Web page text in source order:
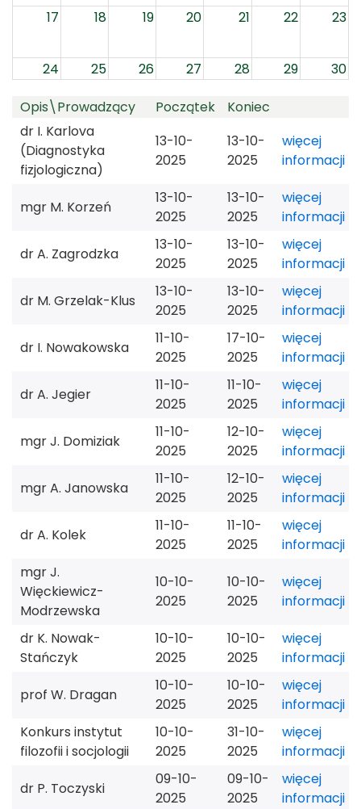
17 18 19 20 21 22 23
24 25 26 27 28 29 30
Opis\Prowadzący Początek
Koniec
dr I. Karlova
(Diagnostyka
fizjologiczna)
13-10-
2025
13-10-
2025
więcej
informacji
mgr M. Korzeń
13-10-
2025
13-10-
2025
więcej
informacji
dr A. Zagrodzka
13-10-
2025
13-10-
2025
więcej
informacji
dr M. Grzelak-Klus
13-10-
2025
13-10-
2025
więcej
informacji
dr I. Nowakowska
11-10-
2025
17-10-
2025
więcej
informacji
dr A. Jegier
11-10-
2025
11-10-
2025
więcej
informacji
mgr J. Domiziak
11-10-
2025
12-10-
2025
więcej
informacji
mgr A. Janowska
11-10-
2025
12-10-
2025
więcej
informacji
dr A. Kolek
11-10-
2025
11-10-
2025
więcej
informacji
mgr J.
Więckiewicz-
Modrzewska
10-10-
2025
10-10-
2025
więcej
informacji
dr K. Nowak-
Stańczyk
10-10-
2025
10-10-
2025
więcej
informacji
prof W. Dragan
10-10-
2025
10-10-
2025
więcej
informacji
Konkurs instytut
filozofii i socjologii
10-10-
2025
31-10-
2025
więcej
informacji
dr P. Toczyski
09-10-
2025
09-10-
2025
więcej
informacji